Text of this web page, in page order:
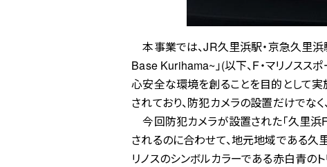
本事業では、JR久里浜駅・京急久里浜
Base Kurihama~」(以下、F・マリノスス
心安全な環境を創ることを目的として
されており、防犯カメラの設置だけでな
今回防犯カメラが設置された「久里浜F
されるのに合わせて、地元地域である久
リノスのシンボルカラーである赤白青の